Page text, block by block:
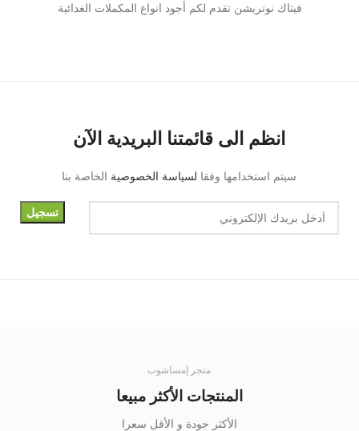
فيتاك نوتريشن تقدم لكم أجود انواع المكملات الغدائية
انظم الى قائمتنا البريدية الآن
سيتم استخدامها وفقا لسياسة الخصوصية الخاصة بنا
متجر إمساشوب
المنتجات الأكثر مبيعا
الأكثر جودة و الأقل سعرا